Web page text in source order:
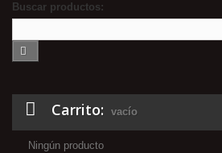
Buscar productos:
Carrito: vacío
Ningún producto